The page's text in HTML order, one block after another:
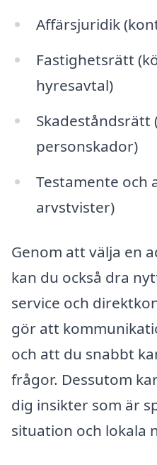
Affärsjuridik
Fastighetsrätt
hyresavtal)
Skadeståndsrätt
personskador)
Testamente och
arvstvister)
Genom att välja en
kan du också dra
service och
gör att
och att du snabbt
frågor. Dessutom
dig insikter som är
situation och lokala